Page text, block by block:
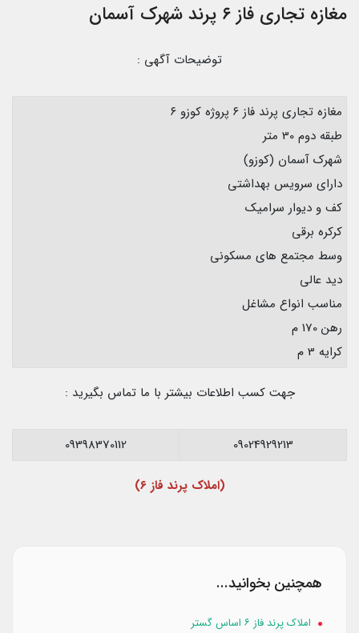
مغازه تجاری فاز ۶ پرند شهرک آسمان
توضیحات آگهی :
مغازه تجاری پرند فاز ۶ پروژه کوزو ۶
طبقه دوم 30 متر
شهرک آسمان (کوزو)
دارای سرویس بهداشتی
کف و دیوار سرامیک
کرکره برقی
وسط مجتمع های مسکونی
دید عالی
مناسب انواع مشاغل
رهن 170 م
کرایه 3 م
جهت کسب اطلاعات بیشتر با ما تماس بگیرید :
09024929213
09398370112
(املاک پرند فاز ۶)
همچنین بخوانید...
املاک پرند فاز ۶ اساس گستر